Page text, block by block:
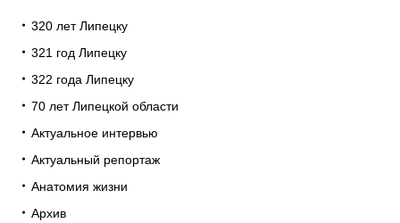
320 лет Липецку
321 год Липецку
322 года Липецку
70 лет Липецкой области
Актуальное интервью
Актуальный репортаж
Анатомия жизни
Архив